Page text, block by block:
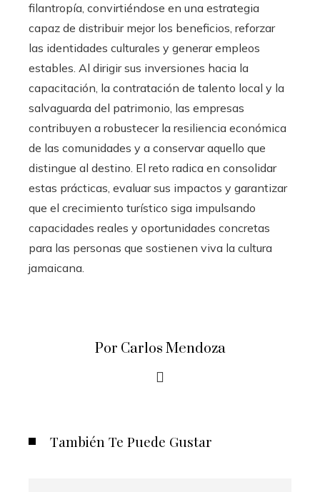
filantropía, convirtiéndose en una estrategia
capaz de distribuir mejor los beneficios, reforzar
las identidades culturales y generar empleos
estables. Al dirigir sus inversiones hacia la
capacitación, la contratación de talento local y la
salvaguarda del patrimonio, las empresas
contribuyen a robustecer la resiliencia económica
de las comunidades y a conservar aquello que
distingue al destino. El reto radica en consolidar
estas prácticas, evaluar sus impactos y garantizar
que el crecimiento turístico siga impulsando
capacidades reales y oportunidades concretas
para las personas que sostienen viva la cultura
jamaicana.
Por Carlos Mendoza
También Te Puede Gustar